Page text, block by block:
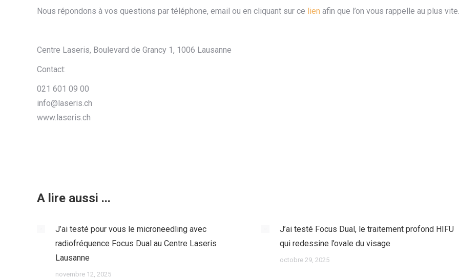
Nous répondons à vos questions par téléphone, email ou en cliquant sur ce lien afin que l’on vous rappelle au plus vite.
Centre Laseris, Boulevard de Grancy 1, 1006 Lausanne
Contact:
021 601 09 00
info@laseris.ch
www.laseris.ch
A lire aussi ...
J’ai testé pour vous le microneedling avec
radiofréquence Focus Dual au Centre Laseris
Lausanne
novembre 12, 2025
J’ai testé Focus Dual, le traitement profond HIFU
qui redessine l’ovale du visage
octobre 29, 2025